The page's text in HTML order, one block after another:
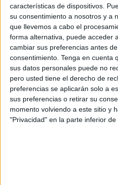
características de dispositivos.
su consentimiento a nosotros y a
que llevemos a cabo el
forma alternativa, puede acceder
cambiar sus preferencias antes
consentimiento. Tenga en cuenta
sus datos personales puede no
pero usted tiene el derecho de
preferencias se aplicarán solo a
sus preferencias o retirar su
momento volviendo a este sitio y
"Privacidad" en la parte inferior de
que nosotros lo consentimos”.
División de Luque contestó al
parece todo el rigor poco, así
los moros que podáis, pero
permite hacerlo público, así
que en este punto disfrazaré
acto seguido del Desastre de
miles de cuerpos en la
imágenes de la debacle